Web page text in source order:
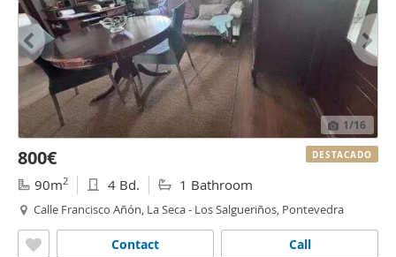
1/16
800€
90m2 4 Bd. 1 Bathroom
Calle Francisco Añón, La Seca - Los Salgueriños, Pontevedra
Call
Contact
DESTACADO